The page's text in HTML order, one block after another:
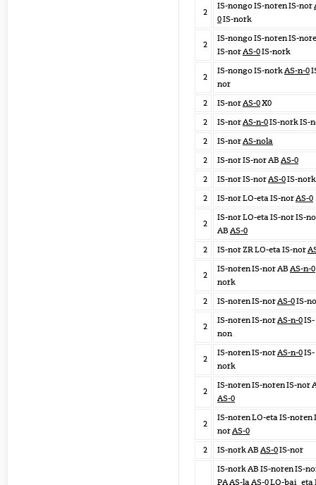
2
IS-nongo IS-noren IS-nor
0IS-nork
2
IS-nongo IS-noren IS-
IS-norAS-0IS-nork
2
IS-nongo IS-norkAS-n-0
nor
2
IS-norAS-0X0
2
IS-norAS-n-0IS-nork IS-
2
IS-norAS-nola
2
IS-nor IS-nor AB AS-0
2
IS-nor IS-norAS-0IS-nork
2
IS-nor LO-eta IS-norAS-0
2
IS-nor LO-eta IS-nor IS-
AB AS-0
2
IS-nor ZR LO-eta IS-nor
2
IS-noren IS-nor AB AS-n-0
nork
2
IS-noren IS-norAS-0IS-
2
IS-noren IS-norAS-n-0IS-
non
2
IS-noren IS-norAS-n-0IS-
nork
2
IS-noren IS-noren IS-nor
AS-0
2
IS-noren LO-eta IS-noren
norAS-0
2
IS-nork AB AS-0IS-nor
IS-nork AB IS-noren IS-
PA AS-laAS-0LO-bai_eta